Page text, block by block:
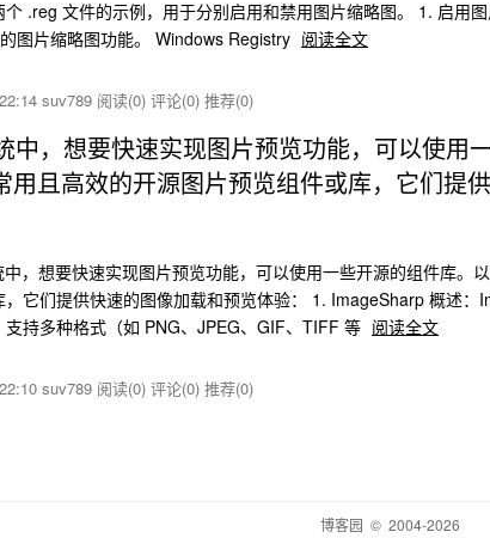
.reg 文件的示例，用于分别启用和禁用图片缩略图。 1. 启用
图片缩略图功能。 Windows Registry 阅读全文
suv789 阅读(0) 评论(0) 推荐(0)
中，想要快速实现图片预览功能，可以使用
用且高效的开源图片预览组件或库，它们提
，想要快速实现图片预览功能，可以使用一些开源的组件库。
它们提供快速的图像加载和预览体验： 1. ImageSharp 概述：
持多种格式（如 PNG、JPEG、GIF、TIFF 等 阅读全文
suv789 阅读(0) 评论(0) 推荐(0)
博客园 © 2004-2026